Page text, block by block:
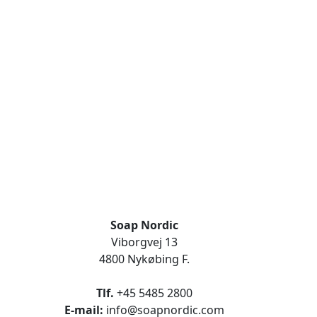
Soap Nordic
Viborgvej 13
4800 Nykøbing F.
Tlf. +45 5485 2800
E-mail: info@soapnordic.com